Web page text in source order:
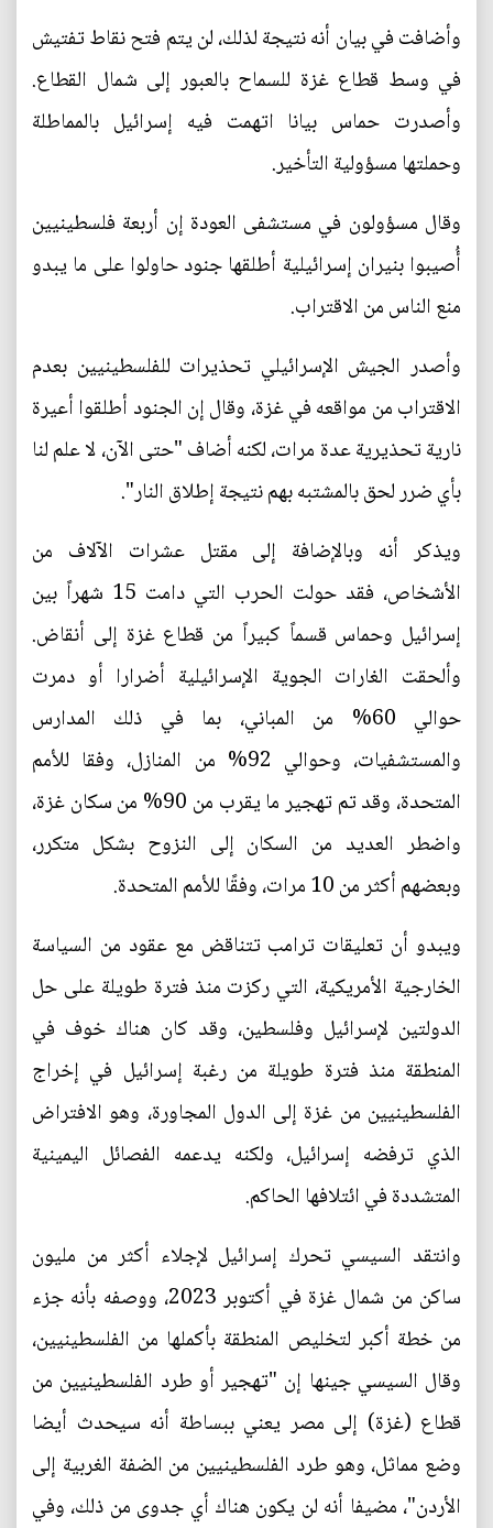
وأضافت في بيان أنه نتيجة لذلك، لن يتم فتح نقاط تفتيش
في وسط قطاع غزة للسماح بالعبور إلى شمال القطاع.
وأصدرت حماس بيانا اتهمت فيه إسرائيل بالمماطلة
وحملتها مسؤولية التأخير.
وقال مسؤولون في مستشفى العودة إن أربعة فلسطينيين
أُصيبوا بنيران إسرائيلية أطلقها جنود حاولوا على ما يبدو
منع الناس من الاقتراب.
وأصدر الجيش الإسرائيلي تحذيرات للفلسطينيين بعدم
الاقتراب من مواقعه في غزة، وقال إن الجنود أطلقوا أعيرة
نارية تحذيرية عدة مرات، لكنه أضاف "حتى الآن، لا علم لنا
بأي ضرر لحق بالمشتبه بهم نتيجة إطلاق النار".
ويذكر أنه وبالإضافة إلى مقتل عشرات الآلاف من
الأشخاص، فقد حولت الحرب التي دامت 15 شهراً بين
إسرائيل وحماس قسماً كبيراً من قطاع غزة إلى أنقاض.
وألحقت الغارات الجوية الإسرائيلية أضرارا أو دمرت
حوالي 60% من المباني، بما في ذلك المدارس
والمستشفيات، وحوالي 92% من المنازل، وفقا للأمم
المتحدة، وقد تم تهجير ما يقرب من 90% من سكان غزة،
واضطر العديد من السكان إلى النزوح بشكل متكرر،
وبعضهم أكثر من 10 مرات، وفقًا للأمم المتحدة.
ويبدو أن تعليقات ترامب تتناقض مع عقود من السياسة
الخارجية الأمريكية، التي ركزت منذ فترة طويلة على حل
الدولتين لإسرائيل وفلسطين، وقد كان هناك خوف في
المنطقة منذ فترة طويلة من رغبة إسرائيل في إخراج
الفلسطينيين من غزة إلى الدول المجاورة، وهو الافتراض
الذي ترفضه إسرائيل، ولكنه يدعمه الفصائل اليمينية
المتشددة في ائتلافها الحاكم.
وانتقد السيسي تحرك إسرائيل لإجلاء أكثر من مليون
ساكن من شمال غزة في أكتوبر 2023، ووصفه بأنه جزء
من خطة أكبر لتخليص المنطقة بأكملها من الفلسطينيين،
وقال السيسي جينها إن "تهجير أو طرد الفلسطينيين من
قطاع (غزة) إلى مصر يعني ببساطة أنه سيحدث أيضا
وضع مماثل، وهو طرد الفلسطينيين من الضفة الغربية إلى
الأردن"، مضيفا أنه لن يكون هناك أي جدوى من ذلك، وفي